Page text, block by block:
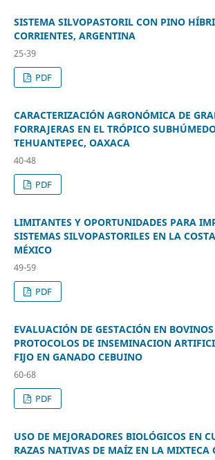
SISTEMA SILVOPASTORIL CON PINO
CORRIENTES, ARGENTINA
25-39
PDF
CARACTERIZACIÓN AGRONÓMICA DE
FORRAJERAS EN EL TRÓPICO
TEHUANTEPEC, OAXACA
40-48
PDF
LIMITANTES Y OPORTUNIDADES PARA
SISTEMAS SILVOPASTORILES EN LA
MÉXICO
49-59
PDF
EVALUACIÓN DE GESTACIÓN EN
PROTOCOLOS DE INSEMINACION
FIJO EN GANADO CEBUINO
60-68
PDF
USO DE MEJORADORES BIOLÓGICOS EN
RAZAS NATIVAS DE MAÍZ EN LA MIXTECA